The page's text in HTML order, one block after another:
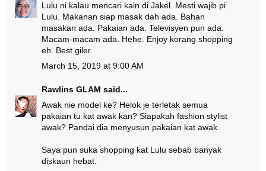
Lulu ni kalau mencari kain di Jakel. Mesti wajib pi
Lulu. Makanan siap masak dah ada. Bahan
masakan ada. Pakaian ada. Televisyen pun ada.
Macam-macam ada. Hehe. Enjoy korang shopping
eh. Best giler.
March 15, 2019 at 9:00 AM
Rawlins GLAM said...
Awak nie model ke? Helok je terletak semua
pakaian tu kat awak kan? Siapakah fashion stylist
awak? Pandai dia menyusun pakaian kat awak.
Saya pun suka shopping kat Lulu sebab banyak
diskaun hebat.